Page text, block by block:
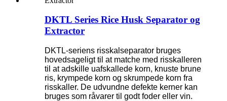
DKTL Series Rice Husk Separator og
Extractor
DKTL-seriens risskalseparator bruges
hovedsageligt til at matche med risskalleren
til at adskille uafskallede korn, knuste brune
ris, krympede korn og skrumpede korn fra
risskaller. De udvundne defekte kerner kan
bruges som råvarer til godt foder eller vin.